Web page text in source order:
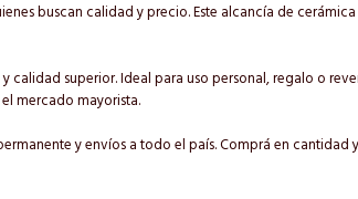
buscan calidad y precio. Este alcancía de
superior. Ideal para uso personal, regalo o
mercado mayorista.
y envíos a todo el país. Comprá en